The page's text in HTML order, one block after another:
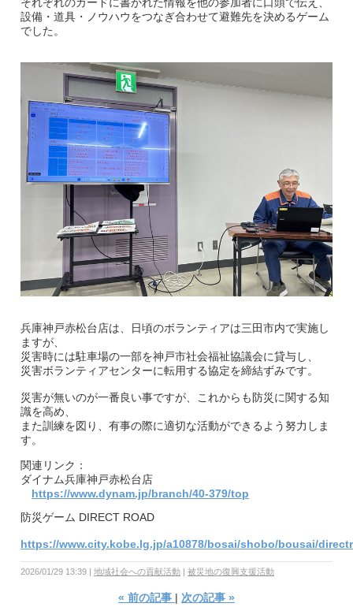
設備・道具・ノウハウをつなぎ合わせて避難先を決めるゲーム
でした。
兵庫神戸赤松台店は、日頃のボランティアは三田市内で実施し
ますが、
災害時には駐車場の一部を神戸市社会福祉協議会に貸与し、
災害ボランティアセンターに転用する協定を締結ずみです。
災害が無いのが一番良い事ですが、これからも防災に関する知
識を高め、
また訓練を図り、有事の際に適切な活動ができるよう努力しま
す。
関連リンク：
ダイナム兵庫神戸赤松台店
https://www.dynam.jp/branch/40-379/top
防災ゲーム DIRECT ROAD
https://www.city.kobe.lg.jp/a10878/bosai/shobo/bousai/
2026/01/29 13:39 地域社会への貢献活動 被災地の復興支援活動
« 前の記事 次の記事 »